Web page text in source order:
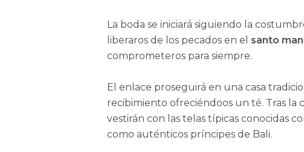
La boda se iniciará siguiendo la
liberaros de los pecados en el santo
comprometeros para siempre.
El enlace proseguirá en una casa
recibimiento ofreciéndoos un té. Tras la
vestirán con las telas típicas conocidas
como auténticos príncipes de Bali.